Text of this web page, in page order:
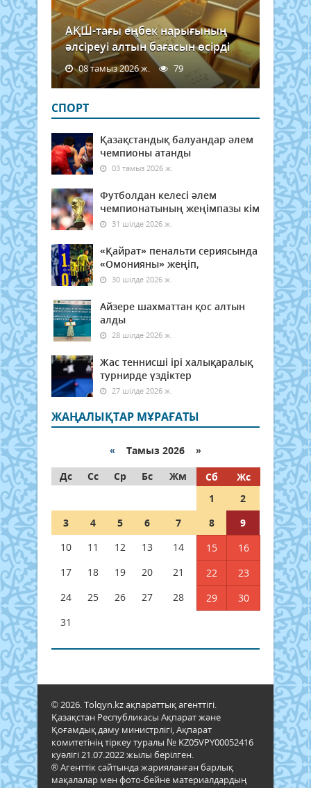
АҚШ-тағы еңбек нарығының
әлсіреуі алтын бағасын өсірді
08 тамыз 2026 ж. 79
СПОРТ
Қазақстандық балуандар әлем
чемпионы атанды
03 тамыз 2026 ж.
Футболдан келесі әлем
чемпионатының жеңімпазы кім
31 шілде 2026 ж.
«Қайрат» пенальти сериясында
«Омонияны» жеңіп,
30 шілде 2026 ж.
Айзере шахматтан қос алтын
алды
28 шілде 2026 ж.
Жас теннисші ірі халықаралық
турнирде үздіктер
27 шілде 2026 ж.
ЖАҢАЛЫҚТАР МҰРАҒАТЫ
« Тамыз 2026 »
Дс
Сс Ср Бс Жм Сб
Жс
1
2
3
4 5 6 7 8
9
10
11 12 13 14 15
16
17
18 19 20 21 22
23
24
25 26 27 28 29
30
31
© 2026. Tolqyn.kz ақпараттық агенттігі.
Қазақстан Республикасы Ақпарат және
Қоғамдық даму министрлігі, Ақпарат
комитетінің тіркеу туралы № KZ05VPY00052416
куәлігі 21.07.2022 жылы берілген.
® Агенттік сайтында жарияланған барлық
мақалалар мен фото-бейне материалдардың